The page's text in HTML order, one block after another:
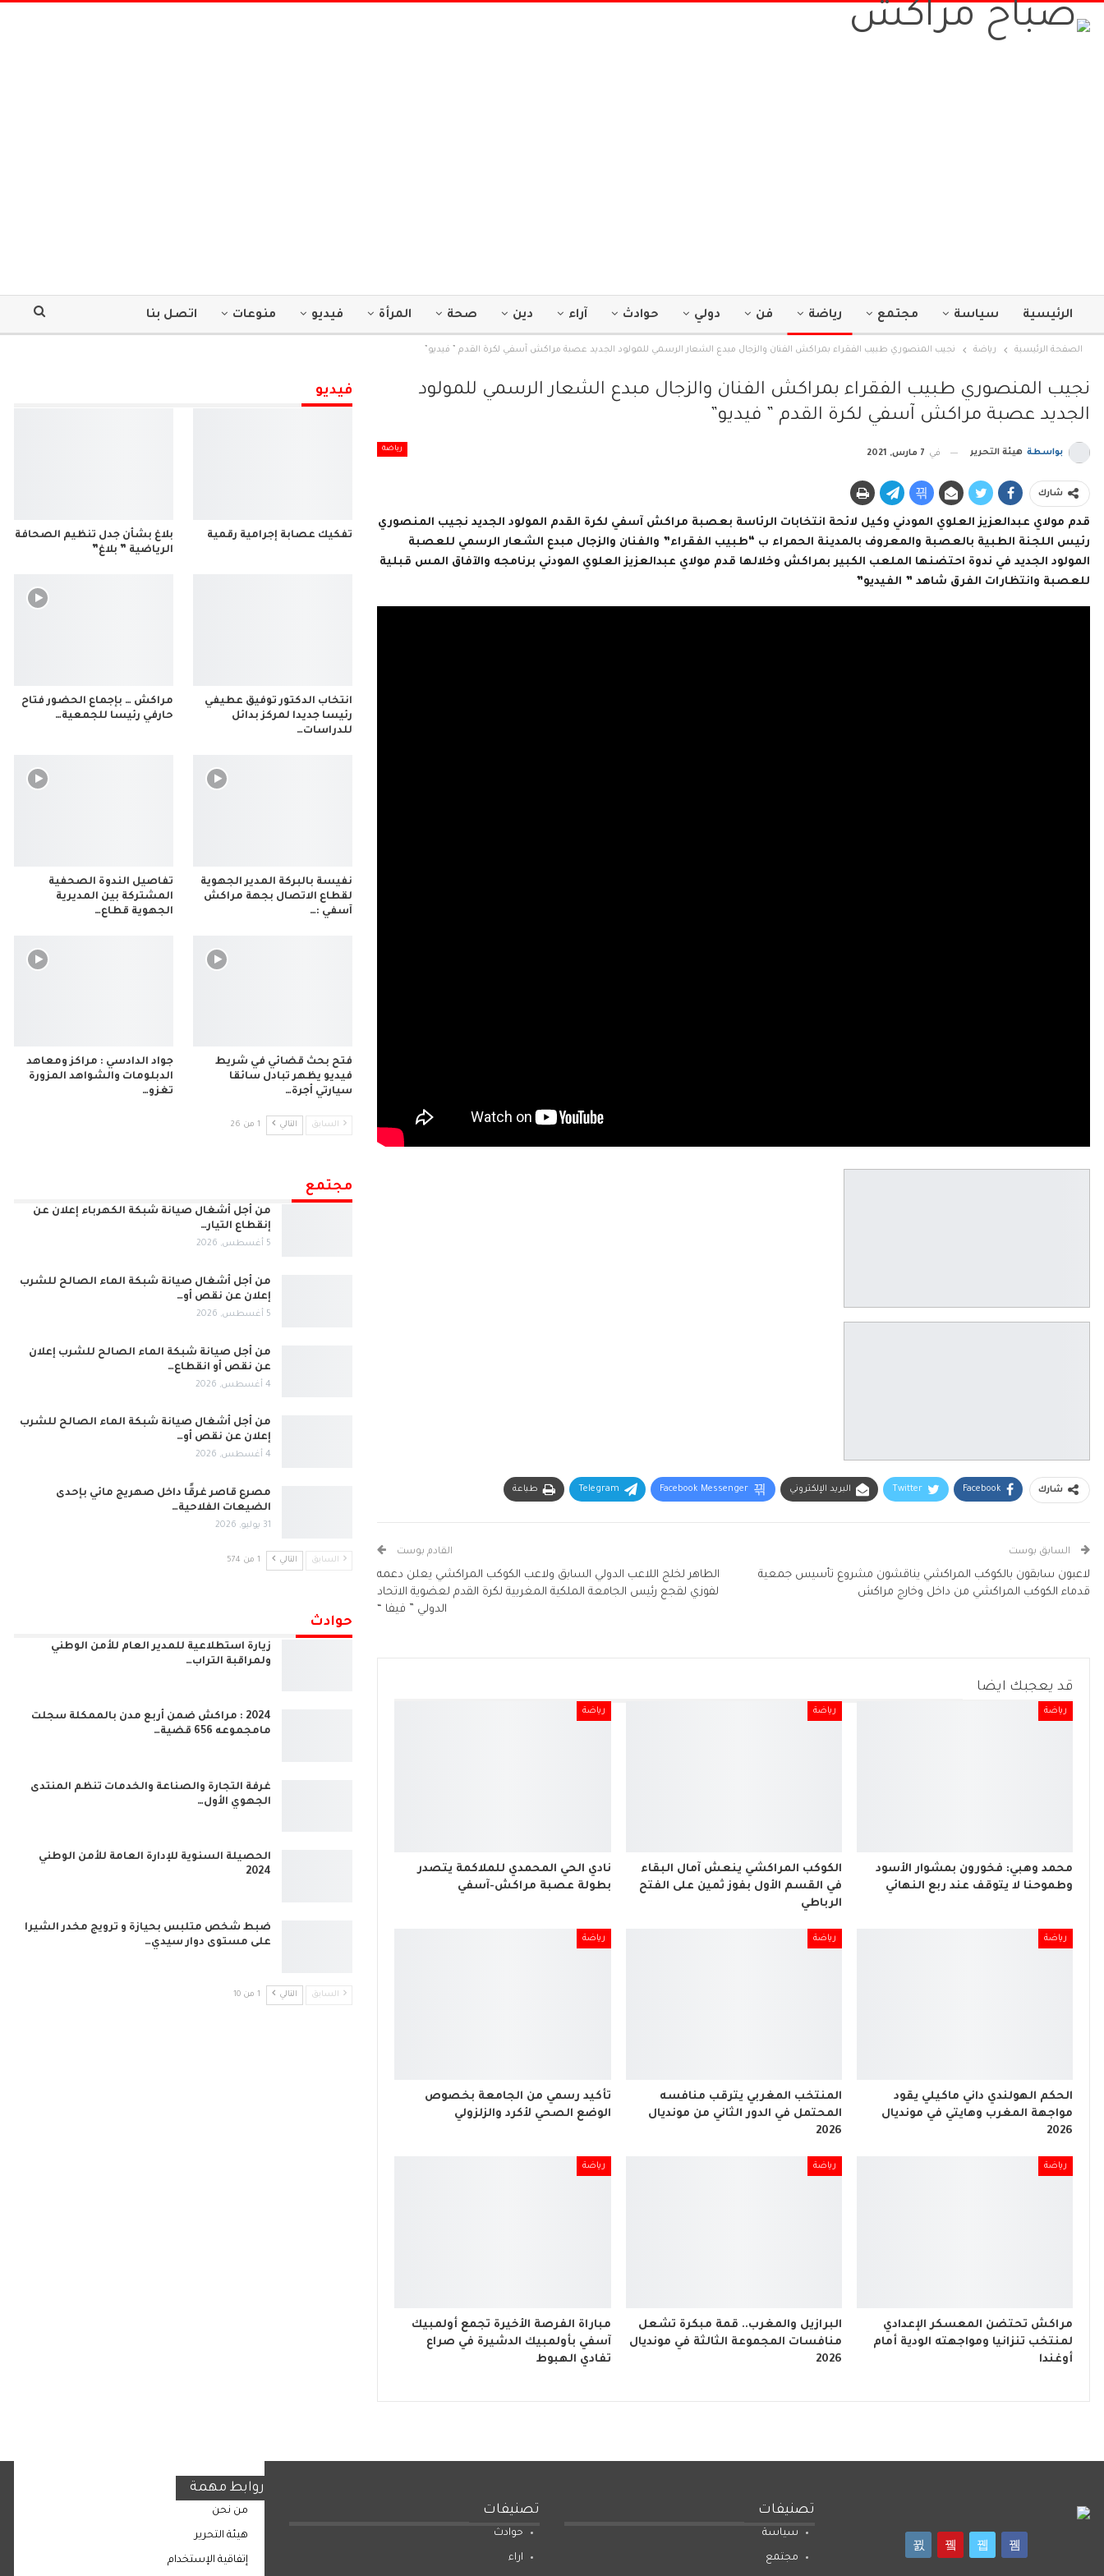
الرئيسية سياسة مجتمع رياضة فن دولي حوادث آراء دين صحة المرأة فيديو منوعات اتصل بنا
الصفحة الرئيسية رياضة نجيب المنصوري طبيب الفقراء بمراكش الفنان والزجال مبدع الشعار الرسمي للمولود الجديد عصبة مراكش آسفي لكرة القدم ” فيديو”
نجيب المنصوري طبيب الفقراء بمراكش الفنان والزجال مبدع الشعار الرسمي للمولود
الجديد عصبة مراكش آسفي لكرة القدم ” فيديو”
رياضة بواسطة هيئة التحرير في 7 مارس, 2021
شارك
قدم مولاي عبدالعزيز العلوي المودني وكيل لائحة انتخابات الرئاسة بعصبة مراكش آسفي لكرة القدم المولود الجديد نجيب المنصوري
رئيس اللجنة الطبية بالعصبة والمعروف بالمدينة الحمراء ب “طبيب الفقراء” والفنان والزجال مبدع الشعار الرسمي للعصبة
المولود الجديد في ندوة احتضنها الملعب الكبير بمراكش وخلالها قدم مولاي عبدالعزيز العلوي المودني برنامجه والآفاق المس قبلية
للعصبة وانتظارات الفرق شاهد ” الفيديو”
شارك Facebook
Twitter البريد الإلكتروني Facebook Messenger
Telegram طباعة
السابق بوست
لاعبون سابقون بالكوكب المراكشي يناقشون مشروع تأسيس جمعية
قدماء الكوكب المراكشي من داخل وخارج مراكش
القادم بوست
الطاهر لخلج اللاعب الدولي السابق ولاعب الكوكب المراكشي يعلن دعمه
لفوزي لقجع رئيس الجامعة الملكية المغربية لكرة القدم لعضوية الاتحاد
الدولي ” فيفا “
قد يعجبك ايضا
رياضة
محمد وهبي: فخورون بمشوار الأسود
وطموحنا لا يتوقف عند ربع النهائي
رياضة
الكوكب المراكشي ينعش آمال البقاء
في القسم الأول بفوز ثمين على الفتح
الرباطي
رياضة
نادي الحي المحمدي للملاكمة يتصدر
بطولة عصبة مراكش-آسفي
رياضة
الحكم الهولندي داني ماكيلي يقود
مواجهة المغرب وهايتي في مونديال
2026
رياضة
المنتخب المغربي يترقب منافسه
المحتمل في الدور الثاني من مونديال
2026
رياضة
تأكيد رسمي من الجامعة بخصوص
الوضع الصحي لأكرد والزلزولي
رياضة
مراكش تحتضن المعسكر الإعدادي
لمنتخب تنزانيا ومواجهته الودية أمام
أوغندا
رياضة
البرازيل والمغرب.. قمة مبكرة تشعل
منافسات المجموعة الثالثة في مونديال
2026
رياضة
مباراة الفرصة الأخيرة تجمع أولمبيك
آسفي بأولمبيك الدشيرة في صراع
تفادي الهبوط
فيديو
تفكيك عصابة إجرامية رقمية
بلاغ بشأن جدل تنظيم الصحافة
الرياضية ” بلاغ”
انتخاب الدكتور توفيق عطيفي
رئيسا جديدا لمركز بدائل
للدراسات…
مراكش … بإجماع الحضور فتاح
حارفي رئيسا للجمعية…
نفيسة بالبركة المدير الجهوية
لقطاع الاتصال بجهة مراكش
آسفي :…
تفاصيل الندوة الصحفية
المشتركة بين المديرية
الجهوية قطاع…
فتح بحث قضائي في شريط
فيديو يظهر تبادل سائقا
سيارتي أجرة…
جواد الدادسي : مراكز ومعاهد
الدبلومات والشواهد المزورة
تغزو…
السابق التالي 1 من 26
مجتمع
من أجل أشغال صيانة شبكة الكهرباء إعلان عن
إنقطاع التيار…
5 أغسطس, 2026
من أجل أشغال صيانة شبكة الماء الصالح للشرب
إعلان عن نقص أو…
5 أغسطس, 2026
من أجل صيانة شبكة الماء الصالح للشرب إعلان
عن نقص أو انقطاع…
4 أغسطس, 2026
من أجل أشغال صيانة شبكة الماء الصالح للشرب
إعلان عن نقص أو…
4 أغسطس, 2026
مصرع قاصر غرقًا داخل صهريج مائي بإحدى
الضيعات الفلاحية…
31 يوليو, 2026
السابق التالي 1 من 574
حوادث
زيارة استطلاعية للمدير العام للأمن الوطني
ولمراقبة التراب…
2024 : مراكش ضمن أربع مدن بالممكلة سجلت
مامجموعه 656 قضية…
غرفة التجارة والصناعة والخدمات تنظم المنتدى
الجهوي الأول…
الحصيلة السنوية للإدارة العامة للأمن الوطني
2024
ضبط شخص متلبس بحيازة و ترويج مخدر الشيرا
على مستوى دوار سيدي…
السابق التالي 1 من 10
تصنيفات
سياسة
مجتمع
تصنيفات
حوادث
اراء
روابط مهمة
من نحن
هيئة التحرير
إتفاقية الإستخدام